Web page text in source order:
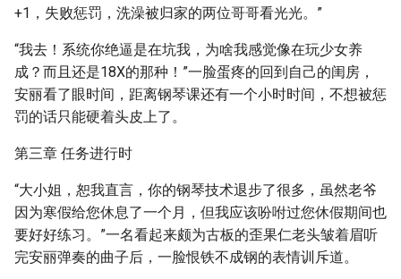
+1，失败惩罚，洗澡被归家的两位哥哥看光光。”
“我去！系统你绝逼是在坑我，为啥我感觉像在玩少女养
成？而且还是18X的那种！”一脸蛋疼的回到自己的闺房，
安丽看了眼时间，距离钢琴课还有一个小时时间，不想被惩
罚的话只能硬着头皮上了。
第三章 任务进行时
“大小姐，恕我直言，你的钢琴技术退步了很多，虽然老爷
因为寒假给您休息了一个月，但我应该吩咐过您休假期间也
要好好练习。”一名看起来颇为古板的歪果仁老头皱着眉听
完安丽弹奏的曲子后，一脸恨铁不成钢的表情训斥道。